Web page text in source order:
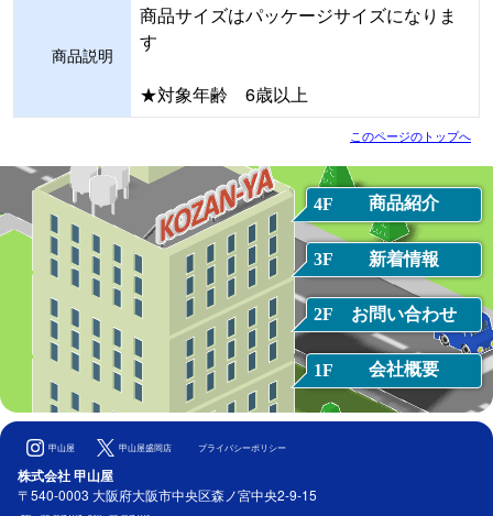
4F 商品紹介
3F 新着情報
2F お問い合わせ
1F 会社概要
商品説明
商品サイズはパッケージサイズになりま
す
★対象年齢 6歳以上
このページのトップへ
株式会社 甲山屋
〒540-0003 大阪府大阪市中央区森ノ宮中央2-9-15
甲山屋 甲山屋盛岡店 プライバシーポリシー